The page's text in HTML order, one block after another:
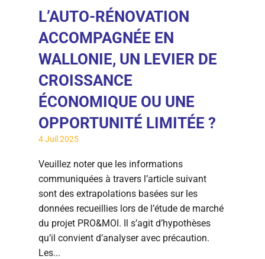
L’AUTO-RÉNOVATION
ACCOMPAGNÉE EN
WALLONIE, UN LEVIER DE
CROISSANCE
ÉCONOMIQUE OU UNE
OPPORTUNITÉ LIMITÉE ?
4 Juil 2025
Veuillez noter que les informations
communiquées à travers l’article suivant
sont des extrapolations basées sur les
données recueillies lors de l’étude de marché
du projet PRO&MOI. Il s’agit d’hypothèses
qu’il convient d’analyser avec précaution.
Les...